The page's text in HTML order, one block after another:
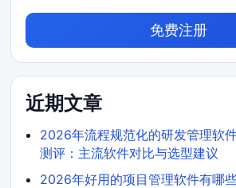
免费注册
近期文章
2026年流程规范化的研发管理软
测评：主流软件对比与选型建议
2026年好用的项目管理软件有哪